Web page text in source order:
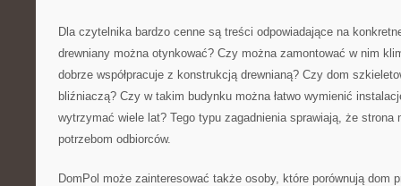
Dla czytelnika bardzo cenne są treści odpowiadające na
drewniany można otynkować? Czy można zamontować w nim
dobrze współpracuje z konstrukcją drewnianą? Czy dom
bliźniaczą? Czy w takim budynku można łatwo wymienić
wytrzymać wiele lat? Tego typu zagadnienia sprawiają, że strona
potrzebom odbiorców.
DomPol może zainteresować także osoby, które porównują dom